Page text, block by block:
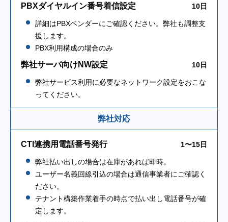
PBXダイヤルイン番号着信設定 10日
詳細はPBXベンダーにご確認ください。弊社も調整支
援します。
PBX利用構成の場合のみ
弊社サーバ向けNW設定 10日
弊社サービス利用に必要なネットワーク設定をおこな
ってください。
弊社対応
CTI連携用電話番号発行 1〜15日
弊社払い出しの場合は在庫があれば即時。
ユーザー名義回線引込の場合は通信事業者にご確認く
ださい。
テナント構築作業着手の時点で払い出し電話番号が確
定します。